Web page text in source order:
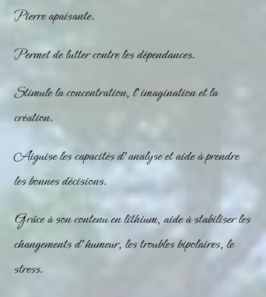
Pierreapaisante.
Permet de lutter contre les dépendances.
Stimule la concentration, l’imagination et la
création.
Aiguise les capacités d’analyse et aide à prendre
les bonnes décisions.
Grâce à son contenu en lithium, aide à stabiliser les
changements d’humeur, les troubles bipolaires, le
stress.